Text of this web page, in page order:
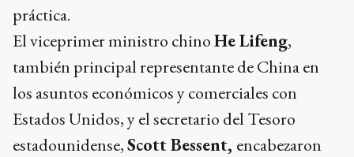
práctica.
El viceprimer ministro chinoHe Lifeng,
también principal representante de China en
los asuntos económicos y comerciales con
Estados Unidos, y el secretario del Tesoro
estadounidense,Scott Bessent, encabezaron